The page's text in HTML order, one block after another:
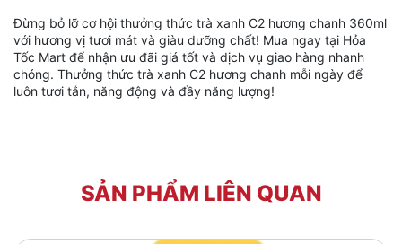
Đừng bỏ lỡ cơ hội thưởng thức trà xanh C2 hương chanh 360ml
với hương vị tươi mát và giàu dưỡng chất! Mua ngay tại Hỏa
Tốc Mart để nhận ưu đãi giá tốt và dịch vụ giao hàng nhanh
chóng. Thưởng thức trà xanh C2 hương chanh mỗi ngày để
luôn tươi tắn, năng động và đầy năng lượng!
SẢN PHẨM LIÊN QUAN